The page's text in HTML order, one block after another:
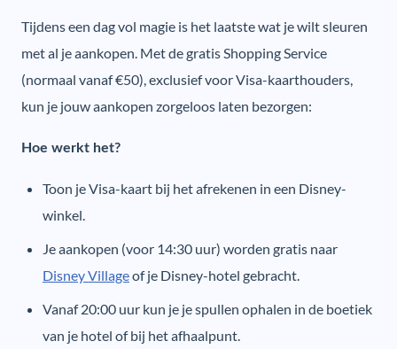
Tijdens een dag vol magie is het laatste wat je wilt sleuren
met al je aankopen. Met de gratis Shopping Service
(normaal vanaf €50), exclusief voor Visa-kaarthouders,
kun je jouw aankopen zorgeloos laten bezorgen:
Hoe werkt het?
Toon je Visa-kaart bij het afrekenen in een Disney-
winkel.
Je aankopen (voor 14:30 uur) worden gratis naar
Disney Villageof je Disney-hotel gebracht.
Vanaf 20:00 uur kun je je spullen ophalen in de boetiek
van je hotel of bij het afhaalpunt.